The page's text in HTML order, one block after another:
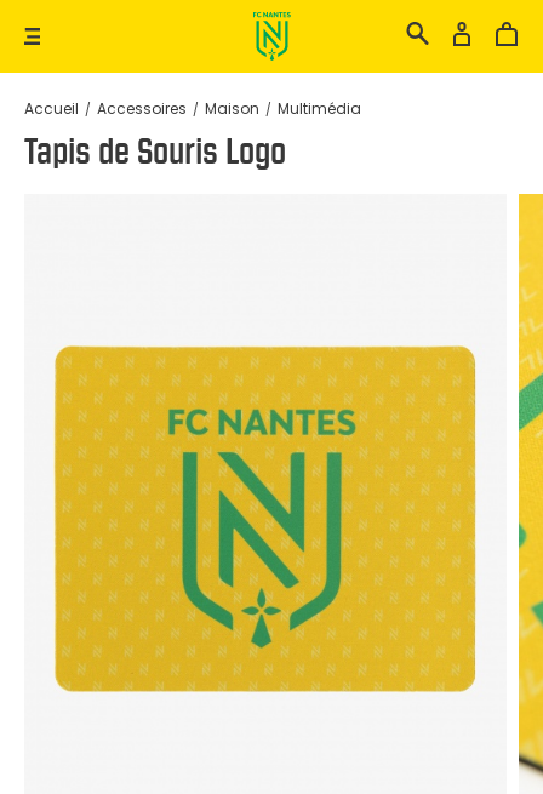
recherche
Accueil Accessoires Maison Multimédia
Tapis de Souris Logo